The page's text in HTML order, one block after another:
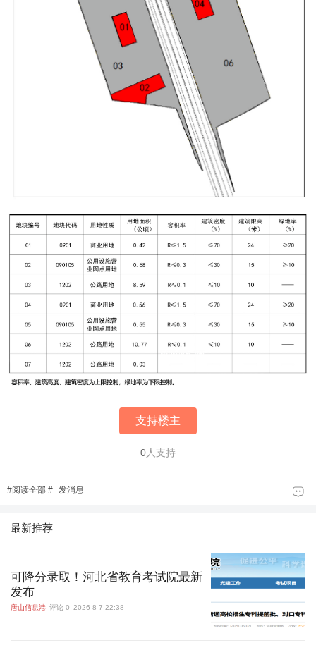
支持楼主
0人支持
#阅读全部 # 发消息
最新推荐
可降分录取！河北省教育考试院最新
发布
唐山信息港 评论 0 2026-8-7 22:38